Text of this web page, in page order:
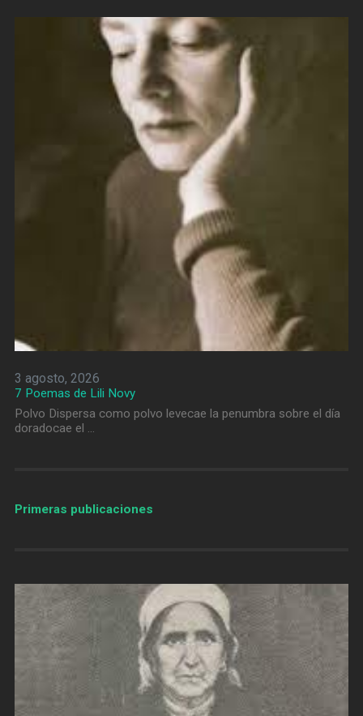
3 agosto, 2026
7 Poemas de Lili Novy
Polvo Dispersa como polvo levecae la penumbra sobre el día
doradocae el …
Primeras publicaciones